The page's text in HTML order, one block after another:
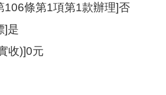
106條第1項第1款辦理]否
]是
收)]0元